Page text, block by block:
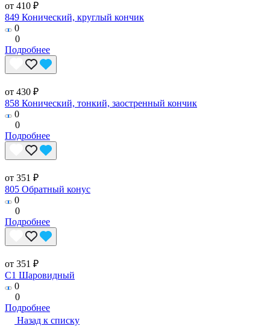
от 410 ₽
849 Конический, круглый кончик
0
0
Подробнее
от 430 ₽
858 Конический, тонкий, заостренный кончик
0
0
Подробнее
от 351 ₽
805 Обратный конус
0
0
Подробнее
от 351 ₽
C1 Шаровидный
0
0
Подробнее
Назад к списку